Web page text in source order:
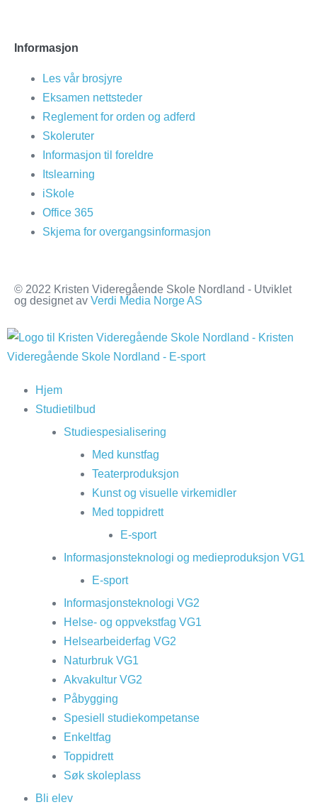
Informasjon
Les vår brosjyre
Eksamen nettsteder
Reglement for orden og adferd
Skoleruter
Informasjon til foreldre
Itslearning
iSkole
Office 365
Skjema for overgangsinformasjon
© 2022 Kristen Videregående Skole Nordland - Utviklet
og designet av Verdi Media Norge AS
Hjem
Studietilbud
Studiespesialisering
Med kunstfag
Teaterproduksjon
Kunst og visuelle virkemidler
Med toppidrett
E-sport
Informasjonsteknologi og medieproduksjon VG1
E-sport
Informasjonsteknologi VG2
Helse- og oppvekstfag VG1
Helsearbeiderfag VG2
Naturbruk VG1
Akvakultur VG2
Påbygging
Spesiell studiekompetanse
Enkeltfag
Toppidrett
Søk skoleplass
Bli elev